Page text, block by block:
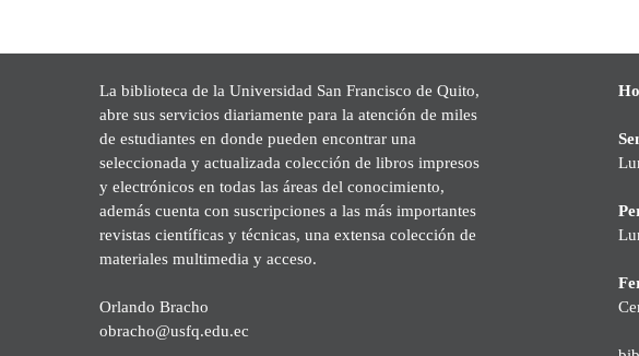
La biblioteca de la Universidad San Francisco de Quito,
abre sus servicios diariamente para la atención de miles
de estudiantes en donde pueden encontrar una
seleccionada y actualizada colección de libros impresos
y electrónicos en todas las áreas del conocimiento,
además cuenta con suscripciones a las más importantes
revistas científicas y técnicas, una extensa colección de
materiales multimedia y acceso.
Orlando Bracho
obracho@usfq.edu.ec